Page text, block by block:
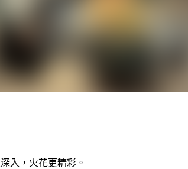
入，火花更精彩。